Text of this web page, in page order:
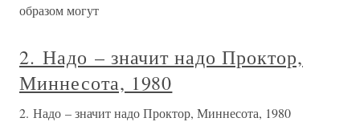
образом могут
2. Надо – значит надо Проктор,
Миннесота, 1980
2. Надо – значит надо Проктор, Миннесота, 1980